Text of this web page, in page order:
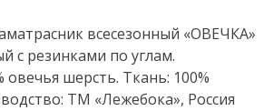
всесезонный «ОВЕЧКА»
с резинками по углам.
овечья шерсть. Ткань: 100%
ТМ «Лежебока», Россия